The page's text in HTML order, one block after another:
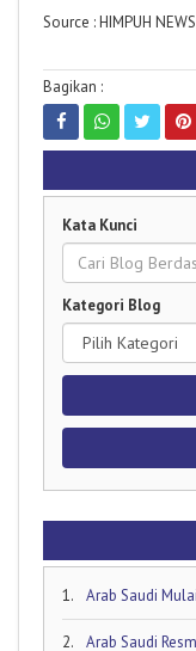
Source : HIMPUH NEWS
Bagikan :
Kata Kunci
Kategori Blog
1.
2.